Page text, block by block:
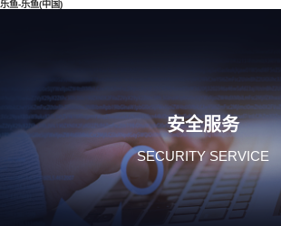
乐鱼-乐鱼(中国)
安全服务
SECURITY SERVICE